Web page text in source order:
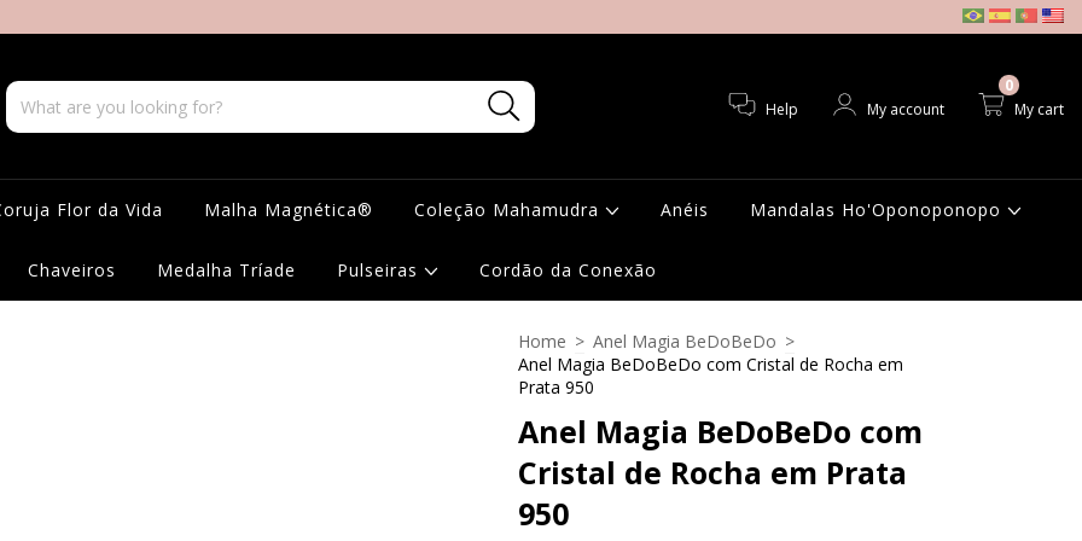
Help My account My cart
0
Flor da Vida Malha Magnética® Coleção Mahamudra Anéis Mandalas Ho'Oponoponopo
Chaveiros Medalha Tríade Pulseiras Cordão da Conexão
Home > Anel Magia BeDoBeDo >
Anel Magia BeDoBeDo com Cristal de Rocha em
Prata 950
Anel Magia BeDoBeDo com
Cristal de Rocha em Prata
950